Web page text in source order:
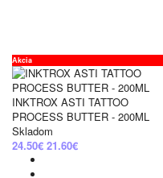
Akcia
INKTROX ASTI TATTOO
PROCESS BUTTER - 200ML
Skladom
24.50€ 21.60€